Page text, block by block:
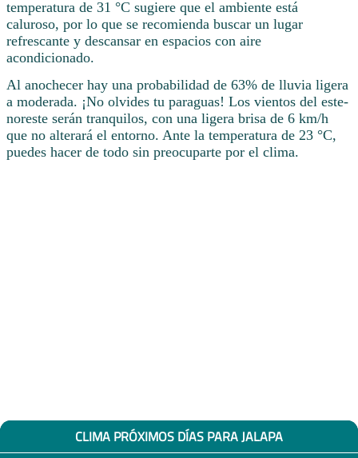
temperatura de 31 °C sugiere que el ambiente está
caluroso, por lo que se recomienda buscar un lugar
refrescante y descansar en espacios con aire
acondicionado.
Al anochecer hay una probabilidad de 63% de lluvia ligera
a moderada. ¡No olvides tu paraguas! Los vientos del este-
noreste serán tranquilos, con una ligera brisa de 6 km/h
que no alterará el entorno. Ante la temperatura de 23 °C,
puedes hacer de todo sin preocuparte por el clima.
CLIMA PRÓXIMOS DÍAS PARA JALAPA